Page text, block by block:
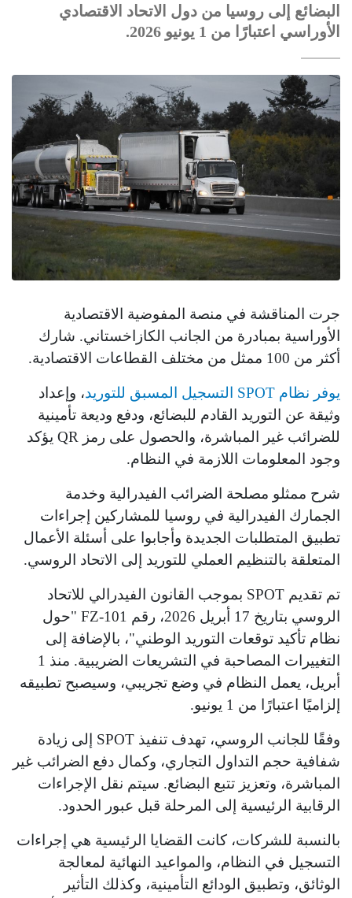
البضائع إلى روسيا من دول الاتحاد الاقتصادي
الأوراسي اعتبارًا من 1 يونيو 2026.
جرت المناقشة في منصة المفوضية الاقتصادية
الأوراسية بمبادرة من الجانب الكازاخستاني. شارك
أكثر من 100 ممثل من مختلف القطاعات الاقتصادية.
يوفر نظام SPOT التسجيل المسبق للتوريد
، وإعداد
وثيقة عن التوريد القادم للبضائع، ودفع وديعة تأمينية
للضرائب غير المباشرة، والحصول على رمز QR يؤكد
وجود المعلومات اللازمة في النظام.
شرح ممثلو مصلحة الضرائب الفيدرالية وخدمة
الجمارك الفيدرالية في روسيا للمشاركين إجراءات
تطبيق المتطلبات الجديدة وأجابوا على أسئلة الأعمال
المتعلقة بالتنظيم العملي للتوريد إلى الاتحاد الروسي.
تم تقديم SPOT بموجب القانون الفيدرالي للاتحاد
الروسي بتاريخ 17 أبريل 2026، رقم 101-FZ "حول
نظام تأكيد توقعات التوريد الوطني"، بالإضافة إلى
التغييرات المصاحبة في التشريعات الضريبية. منذ 1
أبريل، يعمل النظام في وضع تجريبي، وسيصبح تطبيقه
إلزاميًا اعتبارًا من 1 يونيو.
وفقًا للجانب الروسي، تهدف تنفيذ SPOT إلى زيادة
شفافية حجم التداول التجاري، وكمال دفع الضرائب غير
المباشرة، وتعزيز تتبع البضائع. سيتم نقل الإجراءات
الرقابية الرئيسية إلى المرحلة قبل عبور الحدود.
بالنسبة للشركات، كانت القضايا الرئيسية هي إجراءات
التسجيل في النظام، والمواعيد النهائية لمعالجة
الوثائق، وتطبيق الودائع التأمينية، وكذلك التأثير